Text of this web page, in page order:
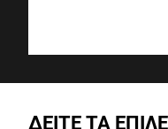
ΔΕΙΤΕ ΤΑ